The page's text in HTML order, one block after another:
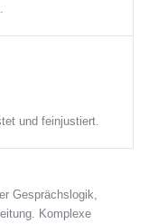
und feinjustiert.
Gesprächslogik,
Komplexe